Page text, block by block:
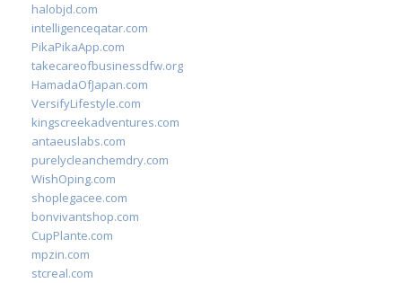
halobjd.com
intelligenceqatar.com
PikaPikaApp.com
takecareofbusinessdfw.org
HamadaOfJapan.com
VersifyLifestyle.com
kingscreekadventures.com
antaeuslabs.com
purelycleanchemdry.com
WishOping.com
shoplegacee.com
bonvivantshop.com
CupPlante.com
mpzin.com
stcreal.com